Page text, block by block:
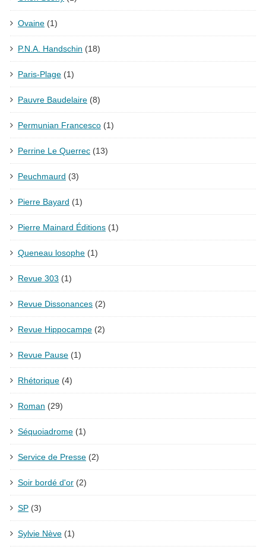
Ovaine (1)
P.N.A. Handschin (18)
Paris-Plage (1)
Pauvre Baudelaire (8)
Permunian Francesco (1)
Perrine Le Querrec (13)
Peuchmaurd (3)
Pierre Bayard (1)
Pierre Mainard Éditions (1)
Queneau losophe (1)
Revue 303 (1)
Revue Dissonances (2)
Revue Hippocampe (2)
Revue Pause (1)
Rhétorique (4)
Roman (29)
Séquoiadrome (1)
Service de Presse (2)
Soir bordé d'or (2)
SP (3)
Sylvie Nève (1)